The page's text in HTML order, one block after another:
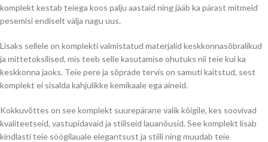
komplekt kestab teiega koos palju aastaid ning jääb ka pärast mitmeid
pesemisi endiselt välja nagu uus.
Lisaks sellele on komplekti valmistatud materjalid keskkonnasõbralikud
ja mittetoksilised, mis teeb selle kasutamise ohutuks nii teie kui ka
keskkonna jaoks. Teie pere ja sõprade tervis on samuti kaitstud, sest
komplekt ei sisalda kahjulikke kemikaale ega aineid.
Kokkuvõttes on see komplekt suurepärane valik kõigile, kes soovivad
kvaliteetseid, vastupidavaid ja stiilseid lauanõusid. See komplekt lisab
kindlasti teie söögilauale elegantsust ja stiili ning muudab teie